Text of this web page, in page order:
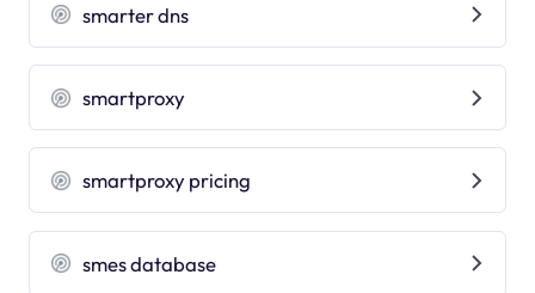
smarter dns
smartproxy
smartproxy pricing
smes database